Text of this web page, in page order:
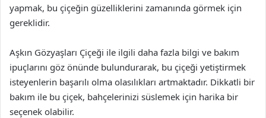
yapmak, bu çiçeğin güzelliklerini zamanında görmek için
gereklidir.
Aşkın Gözyaşları Çiçeği ile ilgili daha fazla bilgi ve bakım
ipuçlarını göz önünde bulundurarak, bu çiçeği yetiştirmek
isteyenlerin başarılı olma olasılıkları artmaktadır. Dikkatli bir
bakım ile bu çiçek, bahçelerinizi süslemek için harika bir
seçenek olabilir.